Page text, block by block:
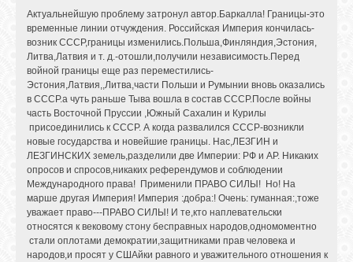
Актуальнейшую проблему затронул автор.Баркалла! Границы-это
временные линии отчуждения. Российская Империя кончилась-
возник СССР,границы изменились.Польша,Финляндия,Эстония,
Литва,Латвия и т. д.-отошли,получили независимость.Перед
войной границы еще раз переместились-
Эстония,Латвия,,Литва,части Польши и Румынии вновь оказались
в СССР.а чуть раньше Тыва вошла в состав СССР.После войны
часть Восточной Пруссии ,Южный Сахалин и Курилы
присоединились к СССР. А когда развалился СССР-возникли
новые государства и новейшие границы. Нас,ЛЕЗГИН и
ЛЕЗГИНСКИХ земель,разделили две Империи: РФ и АР. Никаких
опросов и спросов,никаких референдумов и соблюдении
Международного права! Применили ПРАВО СИЛЫ! Но! На
марше другая Империя! Империя :добра:! Очень: гуманная:,тоже
уважает право---ПРАВО СИЛЫ! И те,кто наплевательски
относятся к вековому стону бесправных народов,одномоментно
стали оплотами демократии,защитниками прав человека и
народов,и просят у СШАйки равного и уважительного отношения к